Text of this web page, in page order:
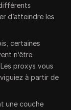
d’atteindre les
certaines
n’être
proxys vous
à partir de
une couche